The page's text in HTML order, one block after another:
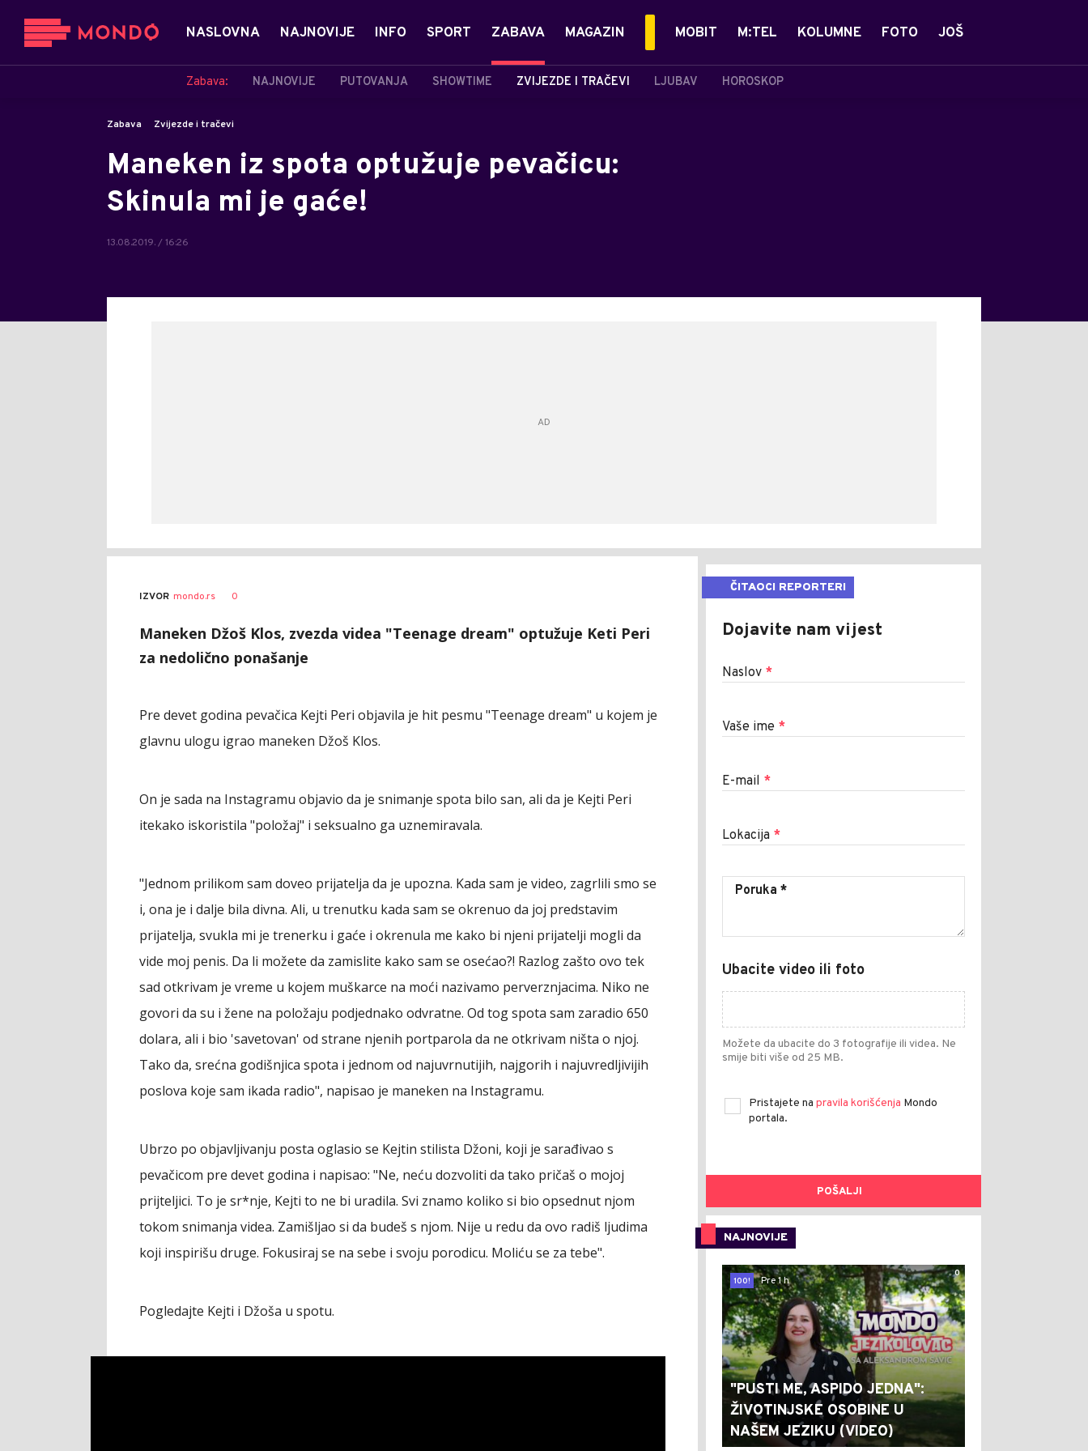
NASLOVNA NAJNOVIJE INFO SPORT ZABAVA
Zabava: NAJNOVIJE PUTOVANJA SHOWTIME ZVIJEZDE I TRAČEVI LJUBAV HOROSKOP
MAGAZIN MOBIT M:TEL KOLUMNE FOTO JOŠ
Zabava Zvijezde i tračevi
Maneken iz spota optužuje pevačicu:
Skinula mi je gaće!
13.08.2019. / 16:26
IZVOR mondo.rs 0
Maneken Džoš Klos, zvezda videa "Teenage dream" optužuje Keti Peri
za nedolično ponašanje
Pre devet godina pevačica Kejti Peri objavila je hit pesmu "Teenage dream" u kojem je
glavnu ulogu igrao maneken Džoš Klos.
On je sada na Instagramu objavio da je snimanje spota bilo san, ali da je Kejti Peri
itekako iskoristila "položaj" i seksualno ga uznemiravala.
"Jednom prilikom sam doveo prijatelja da je upozna. Kada sam je video, zagrlili smo se
i, ona je i dalje bila divna. Ali, u trenutku kada sam se okrenuo da joj predstavim
prijatelja, svukla mi je trenerku i gaće i okrenula me kako bi njeni prijatelji mogli da
vide moj penis. Da li možete da zamislite kako sam se osećao?! Razlog zašto ovo tek
sad otkrivam je vreme u kojem muškarce na moći nazivamo perverznjacima. Niko ne
govori da su i žene na položaju podjednako odvratne. Od tog spota sam zaradio 650
dolara, ali i bio 'savetovan' od strane njenih portparola da ne otkrivam ništa o njoj.
Tako da, srećna godišnjica spota i jednom od najuvrnutijih, najgorih i najuvredljivijih
poslova koje sam ikada radio", napisao je maneken na Instagramu.
Ubrzo po objavljivanju posta oglasio se Kejtin stilista Džoni, koji je sarađivao s
pevačicom pre devet godina i napisao: "Ne, neću dozvoliti da tako pričaš o mojoj
prijteljici. To je sr*nje, Kejti to ne bi uradila. Svi znamo koliko si bio opsednut njom
tokom snimanja videa. Zamišljao si da budeš s njom. Nije u redu da ovo radiš ljudima
koji inspirišu druge. Fokusiraj se na sebe i svoju porodicu. Moliću se za tebe".
Pogledajte Kejti i Džoša u spotu.
ČITAOCI REPORTERI
Dojavite nam vijest
Naslov *
Vaše ime *
E-mail *
Lokacija *
Ubacite video ili foto
Možete da ubacite do 3 fotografije ili videa. Ne
smije biti više od 25 MB.
Pristajete na pravila korišćenja Mondo
portala.
POŠALJI
NAJNOVIJE
0
100!
Pre 1 h
"PUSTI ME, ASPIDO JEDNA":
ŽIVOTINJSKE OSOBINE U
NAŠEM JEZIKU (VIDEO)